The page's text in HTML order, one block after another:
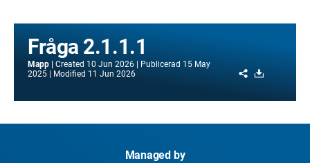
Fråga 2.1.1.1
Mapp Created 10 Jun 2026 Publicerad 15 May
2025
Modified 11 Jun 2026 Share
Managed by